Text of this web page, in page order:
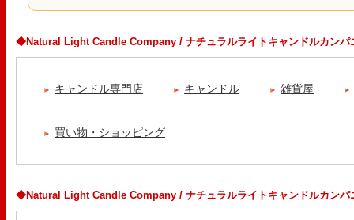
◆Natural Light Candle Company / ナチュラルライトキャンドルカンパ
キャンドル専門店 キャンドル 雑貨屋
買い物・ショッピング
◆Natural Light Candle Company / ナチュラルライトキャンドルカンパ